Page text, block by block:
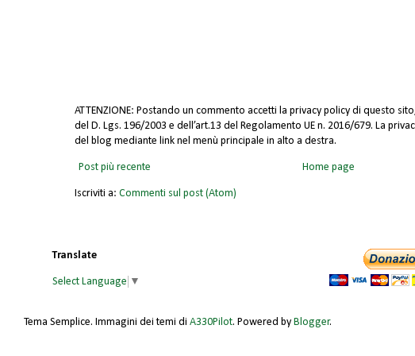
ATTENZIONE: Postando un commento accetti la privacy policy di questo
del D. Lgs. 196/2003 e dell’art.13 del Regolamento UE n. 2016/679. La
del blog mediante link nel menù principale in alto a destra.
Post più recente Home page
Iscriviti a: Commenti sul post (Atom)
Translate
Select Language ▼
Tema Semplice. Immagini dei temi di A330Pilot. Powered by Blogger.